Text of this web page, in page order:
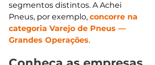
segmentos distintos. A Achei
Pneus, por exemplo, concorre na
categoria Varejo de Pneus —
Grandes Operações.